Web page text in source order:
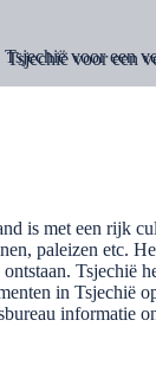
Tsjechië voor een
is met een rijk
paleizen etc.
Tsjechië
in Tsjechië
informatie